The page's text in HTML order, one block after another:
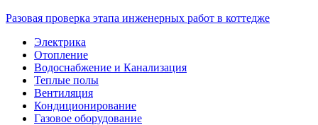
Разовая проверка этапа инженерных работ в коттедже
Электрика
Отопление
Водоснабжение и Канализация
Теплые полы
Вентиляция
Кондиционирование
Газовое оборудование